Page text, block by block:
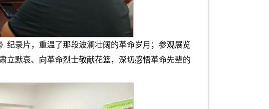
纪录片，重温了那段波澜壮阔的革命岁月；参观展览
立默哀、向革命烈士敬献花篮，深切感悟革命先辈的